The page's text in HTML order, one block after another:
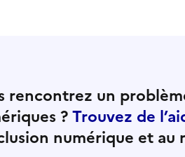
rencontrez un
?Trouvez de
numérique et au